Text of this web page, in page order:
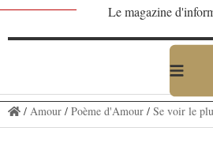
Ajout texte ou poème
Le magazine
/ Amour/ Poème d'Amour/ Se voir le